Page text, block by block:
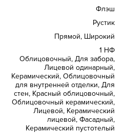
Флэш
Рустик
Прямой, Широкий
1 НФ
Облицовочный, Для забора,
Лицевой одинарный,
Керамический, Облицовочный
для внутренней отделки, Для
стен, Красный облицовочный,
Облицовочный керамический,
Лицевой, Керамический
лицевой, Фасадный,
Керамический пустотелый